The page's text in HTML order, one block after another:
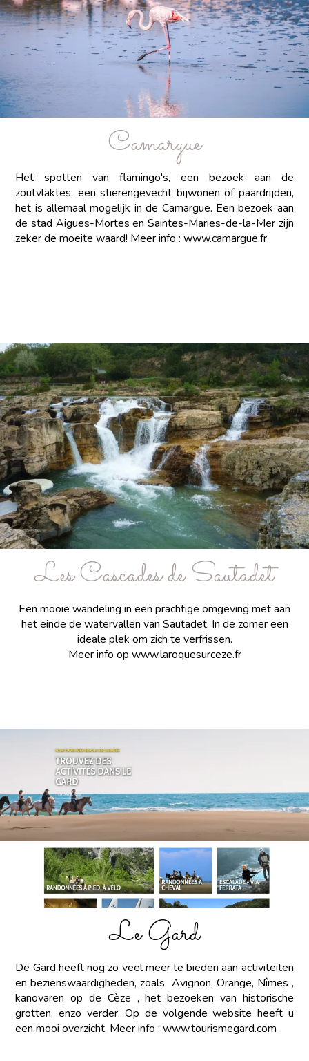
Camargue
Het spotten van flamingo's, een bezoek aan de
zoutvlaktes, een stierengevecht bijwonen of paardrijden,
het is allemaal mogelijk in de Camargue. Een bezoek aan
de stad Aigues-Mortes en Saintes-Maries-de-la-Mer zijn
zeker de moeite waard! Meer info :www.camargue.fr
Les Cascades de Sautadet
Een mooie wandeling in een prachtige omgeving met aan
het einde de watervallen van Sautadet. In de zomer een
ideale plek om zich te verfrissen.
Meer info op www.laroquesurceze.fr
Le Gard
De Gard heeft nog zo veel meer te bieden aan activiteiten
en bezienswaardigheden, zoals Avignon, Orange, Nîmes ,
kanovaren op de Cèze , het bezoeken van historische
grotten, enzo verder. Op de volgende website heeft u
een mooi overzicht. Meer info :www.tourismegard.com